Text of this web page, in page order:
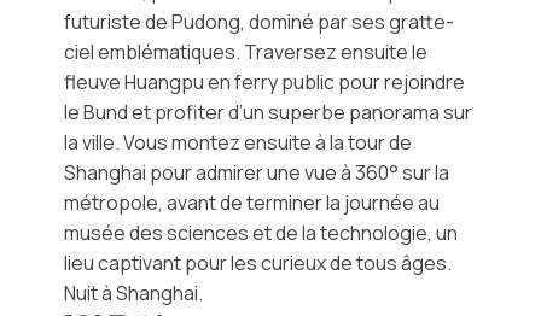
futuriste de Pudong, dominé par ses gratte-
ciel emblématiques. Traversez ensuite le
fleuve Huangpuen ferry public pour rejoindre
leBundet profiter d’un superbe panorama sur
la ville. Vous montez ensuite à latour de
Shanghai pour admirer une vue à 360° sur la
métropole, avant de terminer la journée au
musée des sciences et de la technologie, un
lieu captivant pour les curieux de tous âges.
Nuit à Shanghai.